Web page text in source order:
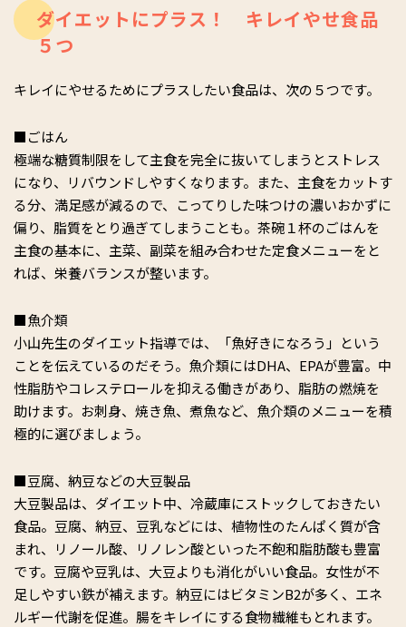
ダイエットにプラス！ キレイやせ食品
５つ
キレイにやせるためにプラスしたい食品は、次の５つです。
■ごはん
極端な糖質制限をして主食を完全に抜いてしまうとストレス
になり、リバウンドしやすくなります。また、主食をカットす
る分、満足感が減るので、こってりした味つけの濃いおかずに
偏り、脂質をとり過ぎてしまうことも。茶碗１杯のごはんを
主食の基本に、主菜、副菜を組み合わせた定食メニューをと
れば、栄養バランスが整います。
■魚介類
小山先生のダイエット指導では、「魚好きになろう」という
ことを伝えているのだそう。魚介類にはDHA、EPAが豊富。中
性脂肪やコレステロールを抑える働きがあり、脂肪の燃焼を
助けます。お刺身、焼き魚、煮魚など、魚介類のメニューを積
極的に選びましょう。
■豆腐、納豆などの大豆製品
大豆製品は、ダイエット中、冷蔵庫にストックしておきたい
食品。豆腐、納豆、豆乳などには、植物性のたんぱく質が含
まれ、リノール酸、リノレン酸といった不飽和脂肪酸も豊富
です。豆腐や豆乳は、大豆よりも消化がいい食品。女性が不
足しやすい鉄が補えます。納豆にはビタミンB2が多く、エネ
ルギー代謝を促進。腸をキレイにする食物繊維もとれます。